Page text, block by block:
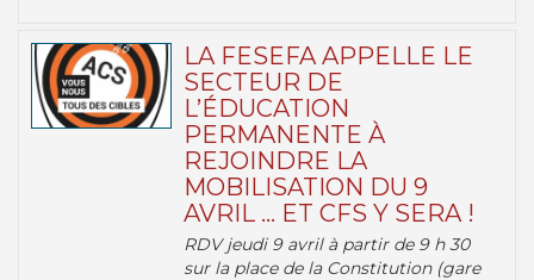
LA FESEFA APPELLE LE
SECTEUR DE
L’ÉDUCATION
PERMANENTE À
REJOINDRE LA
MOBILISATION DU 9
AVRIL … ET CFS Y SERA !
RDV jeudi 9 avril à partir de 9 h 30
sur la place de la Constitution (gare